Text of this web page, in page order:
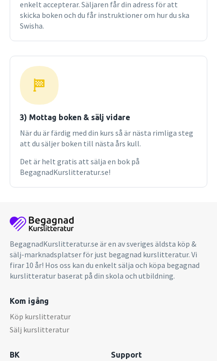
enkelt accepterar. Säljaren får din adress för att
skicka boken och du får instruktioner om hur du ska
Swisha.
3) Mottag boken & sälj vidare
När du är färdig med din kurs så är nästa rimliga steg
att du säljer boken till nästa års kull.
Det är helt gratis att sälja en bok på
BegagnadKurslitteratur.se!
BegagnadKurslitteratur.se är en av sveriges äldsta köp &
sälj-marknadsplatser för just begagnad kurslitteratur. Vi
firar 10 år! Hos oss kan du enkelt sälja och köpa begagnad
kurslitteratur baserat på din skola och utbildning.
Kom igång
Köp kurslitteratur
Sälj kurslitteratur
BK Support